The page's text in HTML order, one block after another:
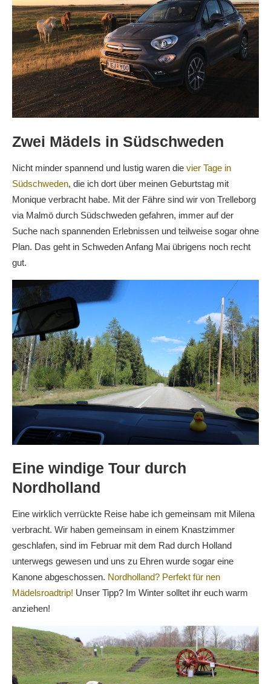
Zwei Mädels in Südschweden
Nicht minder spannend und lustig waren die vier Tage in
Südschweden, die ich dort über meinen Geburtstag mit
Monique verbracht habe. Mit der Fähre sind wir von Trelleborg
via Malmö durch Südschweden gefahren, immer auf der
Suche nach spannenden Erlebnissen und teilweise sogar ohne
Plan. Das geht in Schweden Anfang Mai übrigens noch recht
gut.
Eine windige Tour durch
Nordholland
Eine wirklich verrückte Reise habe ich gemeinsam mit Milena
verbracht. Wir haben gemeinsam in einem Knastzimmer
geschlafen, sind im Februar mit dem Rad durch Holland
unterwegs gewesen und uns zu Ehren wurde sogar eine
Kanone abgeschossen. Nordholland? Perfekt für nen
Mädelsroadtrip! Unser Tipp? Im Winter solltet ihr euch warm
anziehen!